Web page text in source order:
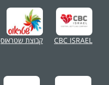
CBC ISRAEL קבוצת שטראוס